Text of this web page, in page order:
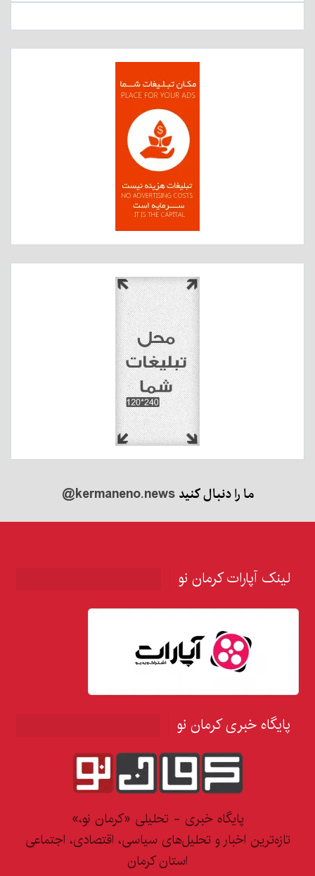
ما را دنبال کنید@kermaneno.news
لینک آپارات کرمان نو
پایگاه خبری کرمان نو
پایگاه خبری - تحلیلی «کرمان نو،»
تازه‌ترین اخبار و تحلیل‌های سیاسی، اقتصادی، اجتماعی
استان کرمان